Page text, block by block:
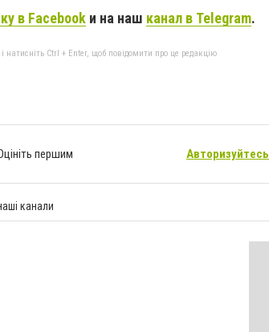
в Facebook и на наш канал в Telegram.
натисніть Ctrl + Enter, щоб повідомити про це редакцію
першим Авторизуйтесь
канали